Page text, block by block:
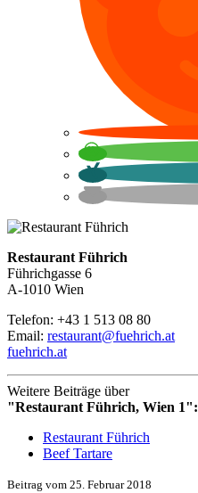
Restaurant Führich
Führichgasse 6
A-1010 Wien
Telefon: +43 1 513 08 80
Email: restaurant@fuehrich.at
fuehrich.at
Weitere Beiträge über
"Restaurant Führich, Wien 1":
Restaurant Führich
Beef Tartare
Beitrag vom 25. Februar 2018